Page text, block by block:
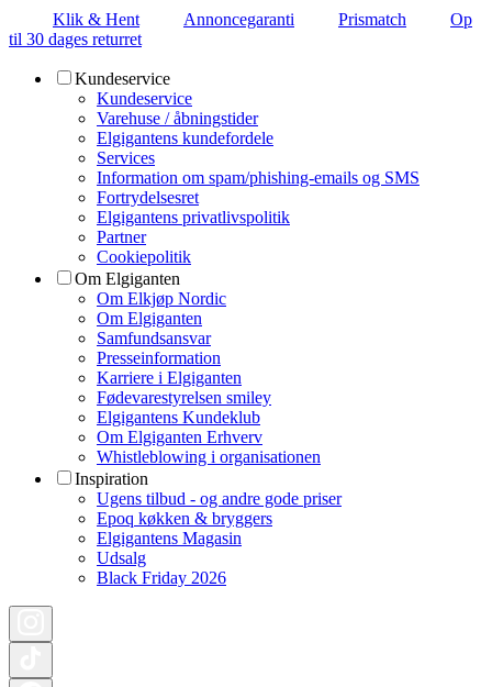
Klik & Hent Annoncegaranti Prismatch
Op
til 30 dages returret
Kundeservice
Kundeservice
Varehuse / åbningstider
Elgigantens kundefordele
Services
Information om spam/phishing-emails og SMS
Fortrydelsesret
Elgigantens privatlivspolitik
Partner
Cookiepolitik
Om Elgiganten
Om Elkjøp Nordic
Om Elgiganten
Samfundsansvar
Presseinformation
Karriere i Elgiganten
Fødevarestyrelsen smiley
Elgigantens Kundeklub
Om Elgiganten Erhverv
Whistleblowing i organisationen
Inspiration
Ugens tilbud - og andre gode priser
Epoq køkken & bryggers
Elgigantens Magasin
Udsalg
Black Friday 2026